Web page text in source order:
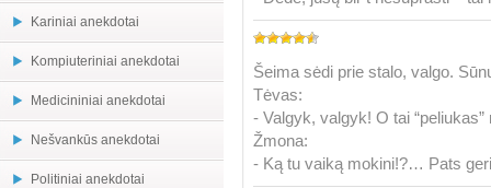
Kariniai anekdotai
Kompiuteriniai anekdotai
Medicininiai anekdotai
Nešvankūs anekdotai
Politiniai anekdotai
Šeima sėdi prie stalo, valgo.
Tėvas:
- Valgyk, valgyk! O tai “peliukas”
Žmona:
- Ką tu vaiką mokini!?… Pats